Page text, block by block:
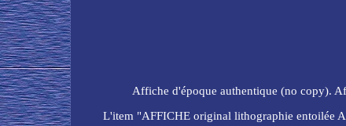
Affiche d'époque authentique (no copy).
L'item "AFFICHE original lithographie entoilée